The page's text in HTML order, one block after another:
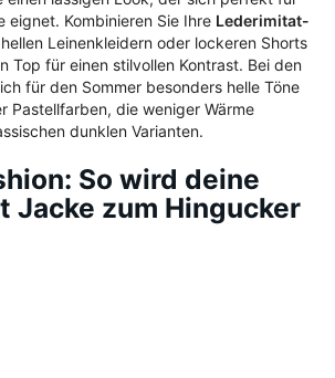
eignet. Kombinieren Sie Ihre Lederimitat-
Leinenkleidern oder lockeren Shorts
Top für einen stilvollen Kontrast. Bei den
für den Sommer besonders helle Töne
Pastellfarben, die weniger Wärme
dunklen Varianten.
So wird deine
Jacke zum Hingucker